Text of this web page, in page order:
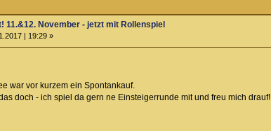
11.&12. November - jetzt mit Rollenspiel
| 19:29 »
war vor kurzem ein Spontankauf.
doch - ich spiel da gern ne Einsteigerrunde mit und freu mich drauf!